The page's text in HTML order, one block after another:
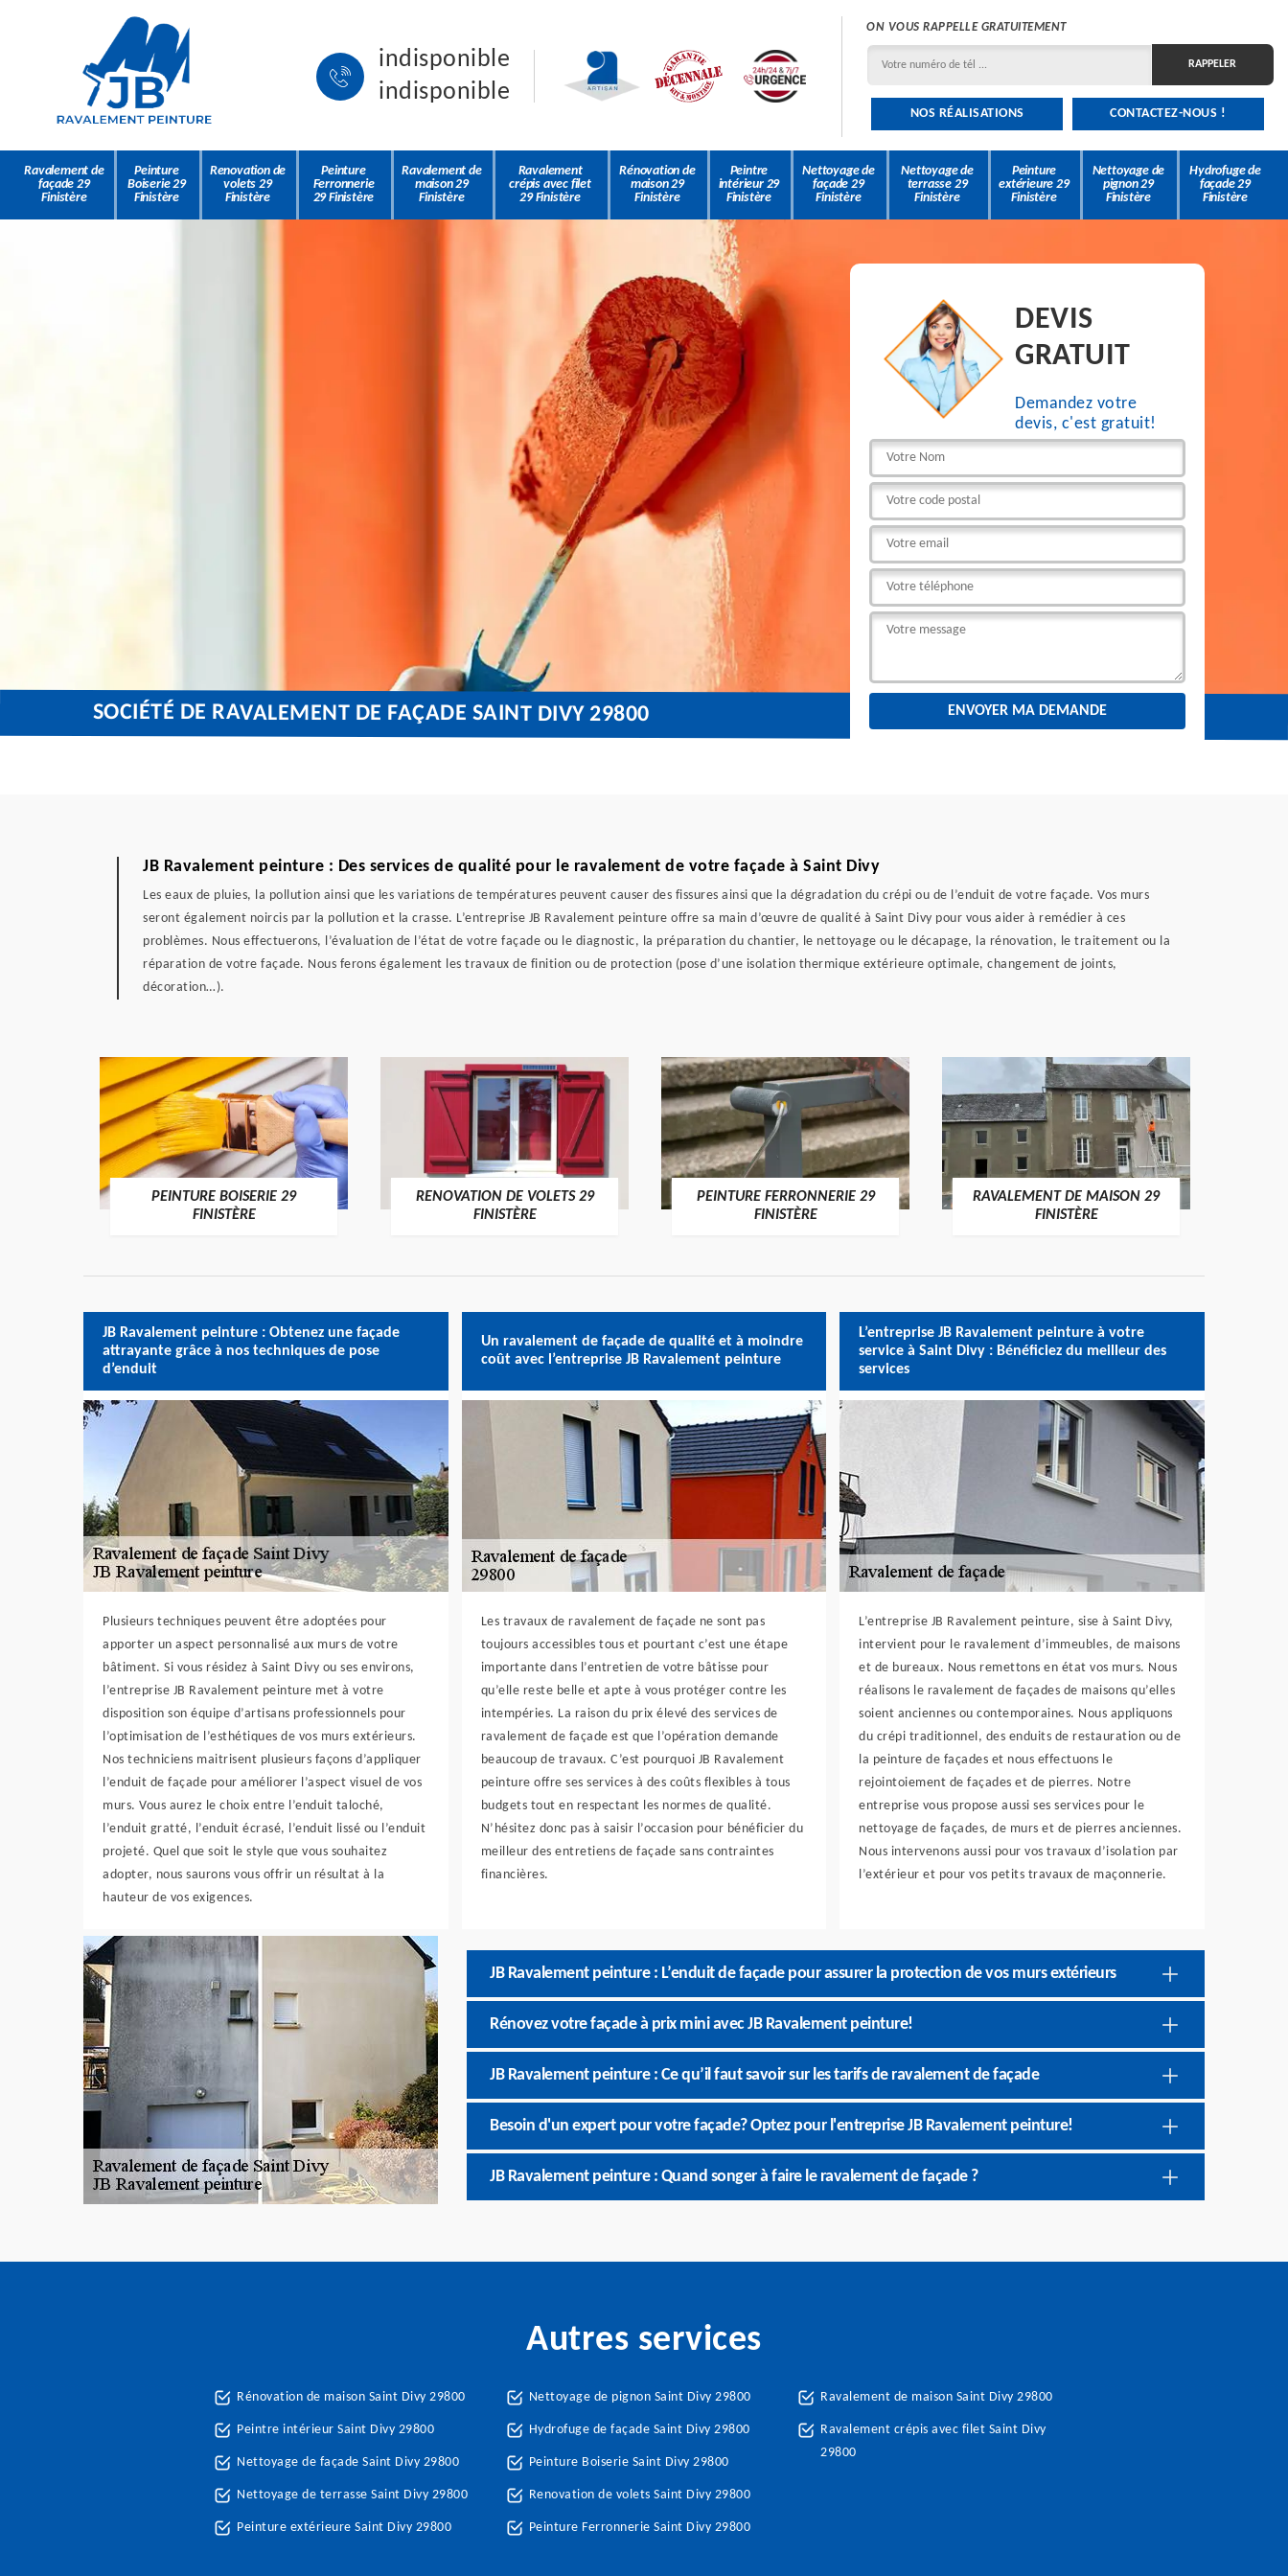
indisponible
indisponible
ON VOUS RAPPELLE GRATUITEMENT
NOS RÉALISATIONS CONTACTEZ-NOUS !
Ravalement de
façade 29
Finistère
Peinture
Boiserie 29
Finistère
Renovation de
volets 29
Finistère
Peinture
Ferronnerie
29 Finistère
Ravalement de
maison 29
Finistère
Ravalement
crépis avec filet
29 Finistère
Rénovation de
maison 29
Finistère
Peintre
intérieur 29
Finistère
Nettoyage de
façade 29
Finistère
Nettoyage de
terrasse 29
Finistère
Peinture
extérieure 29
Finistère
Nettoyage de
pignon 29
Finistère
Hydrofuge de
façade 29
Finistère
DEVIS
GRATUIT
Demandez votre
devis, c'est gratuit!
SOCIÉTÉ DE RAVALEMENT DE FAÇADE SAINT DIVY 29800
JB Ravalement peinture : Des services de qualité pour le ravalement de votre façade à Saint Divy
Les eaux de pluies, la pollution ainsi que les variations de températures peuvent causer des fissures ainsi que la dégradation du crépi ou de l’enduit de votre façade. Vos murs
seront également noircis par la pollution et la crasse. L’entreprise JB Ravalement peinture offre sa main d’œuvre de qualité à Saint Divy pour vous aider à remédier à ces
problèmes. Nous effectuerons, l’évaluation de l’état de votre façade ou le diagnostic, la préparation du chantier, le nettoyage ou le décapage, la rénovation, le traitement ou la
réparation de votre façade. Nous ferons également les travaux de finition ou de protection (pose d’une isolation thermique extérieure optimale, changement de joints,
décoration…).
PEINTURE BOISERIE 29
FINISTÈRE
RENOVATION DE VOLETS 29
FINISTÈRE
PEINTURE FERRONNERIE 29
FINISTÈRE
RAVALEMENT DE MAISON 29
FINISTÈRE
JB Ravalement peinture : Obtenez une façade
attrayante grâce à nos techniques de pose
d’enduit
Plusieurs techniques peuvent être adoptées pour
apporter un aspect personnalisé aux murs de votre
bâtiment. Si vous résidez à Saint Divy ou ses environs,
l’entreprise JB Ravalement peinture met à votre
disposition son équipe d’artisans professionnels pour
l’optimisation de l’esthétiques de vos murs extérieurs.
Nos techniciens maitrisent plusieurs façons d’appliquer
l’enduit de façade pour améliorer l’aspect visuel de vos
murs. Vous aurez le choix entre l’enduit taloché,
l’enduit gratté, l’enduit écrasé, l’enduit lissé ou l’enduit
projeté. Quel que soit le style que vous souhaitez
adopter, nous saurons vous offrir un résultat à la
hauteur de vos exigences.
Un ravalement de façade de qualité et à moindre
coût avec l’entreprise JB Ravalement peinture
Les travaux de ravalement de façade ne sont pas
toujours accessibles tous et pourtant c’est une étape
importante dans l’entretien de votre bâtisse pour
qu’elle reste belle et apte à vous protéger contre les
intempéries. La raison du prix élevé des services de
ravalement de façade est que l’opération demande
beaucoup de travaux. C’est pourquoi JB Ravalement
peinture offre ses services à des coûts flexibles à tous
budgets tout en respectant les normes de qualité.
N’hésitez donc pas à saisir l’occasion pour bénéficier du
meilleur des entretiens de façade sans contraintes
financières.
L’entreprise JB Ravalement peinture à votre
service à Saint Divy : Bénéficiez du meilleur des
services
L’entreprise JB Ravalement peinture, sise à Saint Divy,
intervient pour le ravalement d’immeubles, de maisons
et de bureaux. Nous remettons en état vos murs. Nous
réalisons le ravalement de façades de maisons qu’elles
soient anciennes ou contemporaines. Nous appliquons
du crépi traditionnel, des enduits de restauration ou de
la peinture de façades et nous effectuons le
rejointoiement de façades et de pierres. Notre
entreprise vous propose aussi ses services pour le
nettoyage de façades, de murs et de pierres anciennes.
Nous intervenons aussi pour vos travaux d’isolation par
l’extérieur et pour vos petits travaux de maçonnerie.
JB Ravalement peinture : L’enduit de façade pour assurer la protection de vos murs extérieurs
Rénovez votre façade à prix mini avec JB Ravalement peinture!
JB Ravalement peinture : Ce qu’il faut savoir sur les tarifs de ravalement de façade
Besoin d'un expert pour votre façade? Optez pour l'entreprise JB Ravalement peinture!
JB Ravalement peinture : Quand songer à faire le ravalement de façade ?
Autres services
Rénovation de maison Saint Divy 29800
Peintre intérieur Saint Divy 29800
Nettoyage de façade Saint Divy 29800
Nettoyage de terrasse Saint Divy 29800
Peinture extérieure Saint Divy 29800
Nettoyage de pignon Saint Divy 29800
Hydrofuge de façade Saint Divy 29800
Peinture Boiserie Saint Divy 29800
Renovation de volets Saint Divy 29800
Peinture Ferronnerie Saint Divy 29800
Ravalement de maison Saint Divy 29800
Ravalement crépis avec filet Saint Divy
29800